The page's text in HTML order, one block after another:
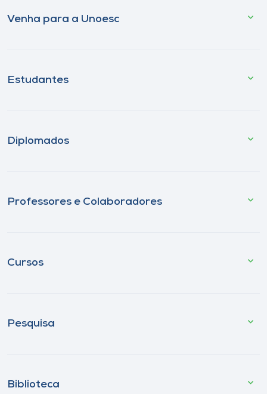
Venha para a Unoesc
Estudantes
Diplomados
Professores e Colaboradores
Cursos
Pesquisa
Biblioteca